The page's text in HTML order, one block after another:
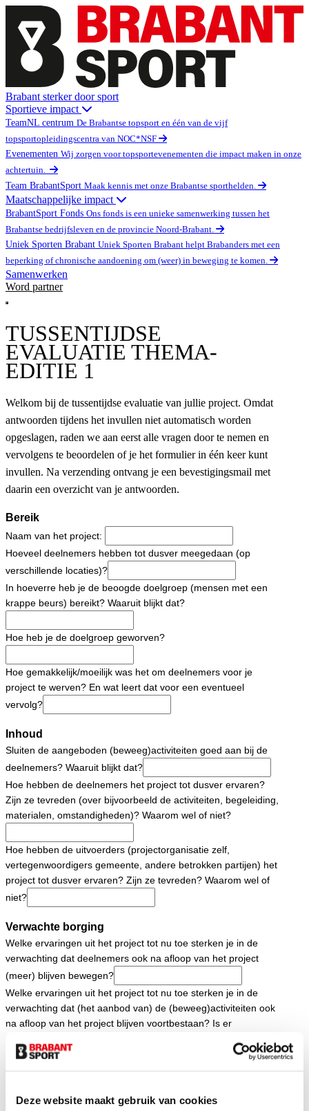
Deze website maakt gebruik van cookies
Brabant sterker door sport
Sportieve impact
TeamNL centrum De Brabantse topsport en één van de vijf
topsportopleidingscentra van NOC*NSF
Evenementen Wij zorgen voor topsportevenementen die impact maken in onze
achtertuin.
Team BrabantSport Maak kennis met onze Brabantse sporthelden.
Maatschappelijke impact
BrabantSport Fonds Ons fonds is een unieke samenwerking tussen het
Brabantse bedrijfsleven en de provincie Noord-Brabant.
Uniek Sporten Brabant Uniek Sporten Brabant helpt Brabanders met een
beperking of chronische aandoening om (weer) in beweging te komen.
Samenwerken
Word partner
Open main menu
TUSSENTIJDSE
EVALUATIE THEMA-
EDITIE 1
Welkom bij de tussentijdse evaluatie van jullie project. Omdat
antwoorden tijdens het invullen niet automatisch worden
opgeslagen, raden we aan eerst alle vragen door te nemen en
vervolgens te beoordelen of je het formulier in één keer kunt
invullen. Na verzending ontvang je een bevestigingsmail met
daarin een overzicht van je antwoorden.
Bereik
Naam van het project:
Hoeveel deelnemers hebben tot dusver meegedaan (op
verschillende locaties)?
In hoeverre heb je de beoogde doelgroep (mensen met een
krappe beurs) bereikt? Waaruit blijkt dat?
Hoe heb je de doelgroep geworven?
Hoe gemakkelijk/moeilijk was het om deelnemers voor je
project te werven? En wat leert dat voor een eventueel
vervolg?
Inhoud
Sluiten de aangeboden (beweeg)activiteiten goed aan bij de
deelnemers? Waaruit blijkt dat?
Hoe hebben de deelnemers het project tot dusver ervaren?
Zijn ze tevreden (over bijvoorbeeld de activiteiten, begeleiding,
materialen, omstandigheden)? Waarom wel of niet?
Hoe hebben de uitvoerders (projectorganisatie zelf,
vertegenwoordigers gemeente, andere betrokken partijen) het
project tot dusver ervaren? Zijn ze tevreden? Waarom wel of
niet?
Verwachte borging
Welke ervaringen uit het project tot nu toe sterken je in de
verwachting dat deelnemers ook na afloop van het project
(meer) blijven bewegen?
Welke ervaringen uit het project tot nu toe sterken je in de
verwachting dat (het aanbod van) de (beweeg)activiteiten ook
na afloop van het project blijven voortbestaan? Is er
partijen?
Zou je het project tot dusver als succesvol willen omschrijven?